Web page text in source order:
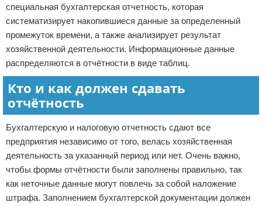
Кино и сериалы
Покупки
Мода и стиль
Отказ от ответственности
специальная бухгалтерская отчетность, которая
систематизирует накопившиеся данные за определенный
промежуток времени, а также анализирует результат
хозяйственной деятельности. Информационные данные
распределяются в отчётности в виде таблиц.
Кто и как должен сдавать
отчётность
Бухгалтерскую и налоговую отчетность сдают все
предприятия независимо от того, велась хозяйственная
деятельность за указанный период или нет. Очень важно,
чтобы формы отчётности были заполнены правильно, так
как неточные данные могут повлечь за собой наложение
штрафа. Заполнением бухгалтерской документации должен